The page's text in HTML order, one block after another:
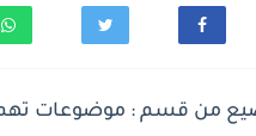
من قسم : موضوعات تهم